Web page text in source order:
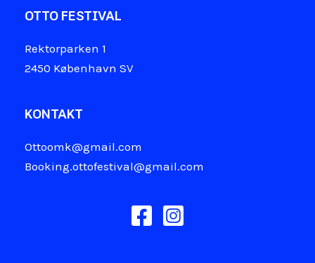
OTTO FESTIVAL
Rektorparken 1
2450 København SV
KONTAKT
Ottoomk@gmail.com
Booking.ottofestival@gmail.com